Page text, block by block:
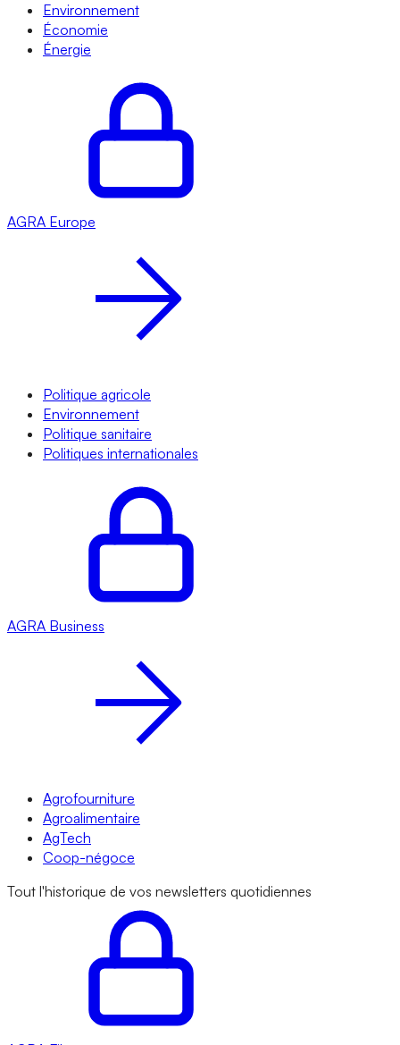
Environnement
Économie
Énergie
AGRA Europe
Politique agricole
Environnement
Politique sanitaire
Politiques internationales
AGRA Business
Agrofourniture
Agroalimentaire
AgTech
Coop-négoce
Tout l'historique de vos newsletters quotidiennes